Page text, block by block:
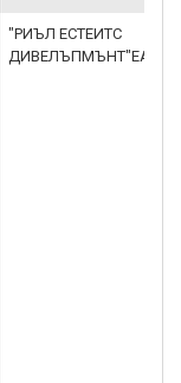
"РИЪЛ ЕСТЕИТС
ДИВЕЛЪПМЪНТ"ЕАД